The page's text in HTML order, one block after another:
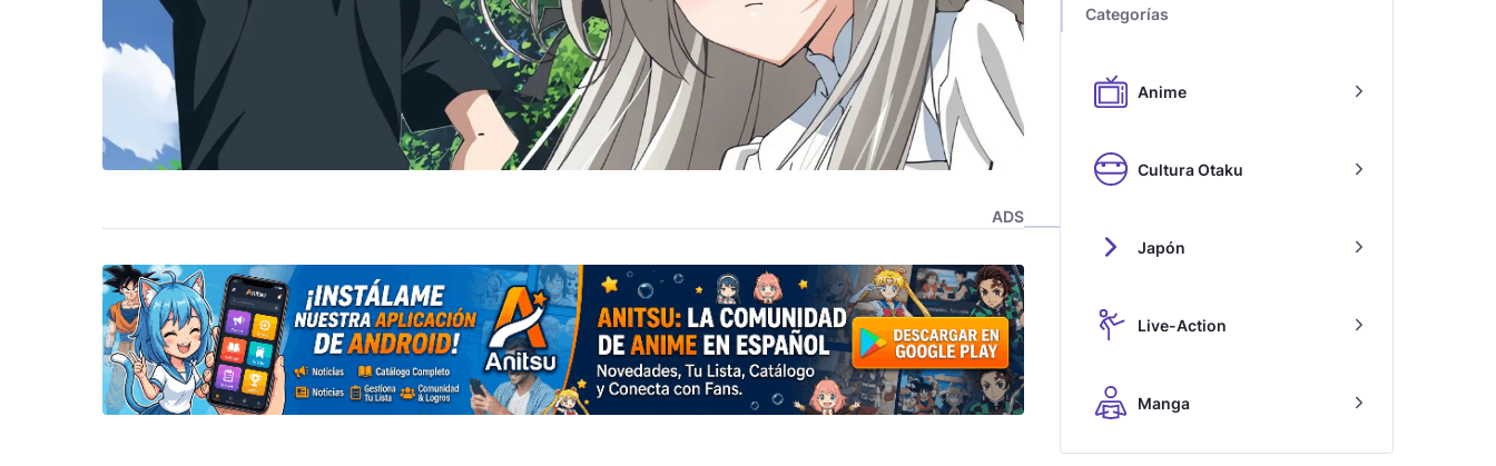
ADS
Categorías
Anime
Cultura Otaku
Japón
Live-Action
Manga